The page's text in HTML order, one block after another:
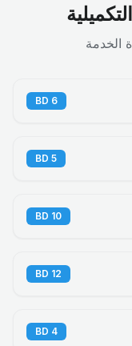
الخدمة
6
BD
5
BD
10
BD
12
BD
4
BD